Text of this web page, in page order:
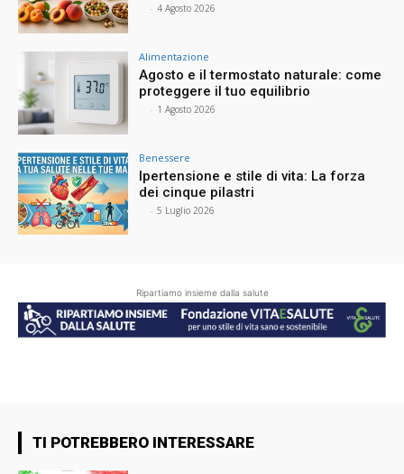
- 4 Agosto 2026
Alimentazione
Agosto e il termostato naturale: come
proteggere il tuo equilibrio
- 1 Agosto 2026
Benessere
Ipertensione e stile di vita: La forza
dei cinque pilastri
- 5 Luglio 2026
Ripartiamo insieme dalla salute
TI POTREBBERO INTERESSARE